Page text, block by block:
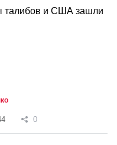
талибов и США зашли
0